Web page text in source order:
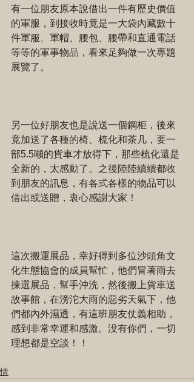
有一位朋友原本說借出一件有歷史價值
的軍服，到接收時竟是一大袋內藏數十
件軍服、軍帽、腰包、腰帶和直通電話
等等的軍事物品，看來足夠做一次專題
展覽了。
另一位好朋友也是說送一個鋼柜，後來
竟加送了各種的椅、梳化和茶几，要一
部5.5噸的貨車才放得下，那些梳化還是
全新的，太感動了。之後陸陸續續都收
到朋友的訊息，有各式各樣的物品可以
借出或送贈，衷心感謝大家！
這次搬運展品，幸好得到多位沙頭角文
化生態協會的成員幫忙，他們冒著雨去
揀選展品，幫手沖洗，然後搬上貨車送
故事館，在滂沱大雨的惡劣天氣下，他
們都內外濕透，有這班朋友仗義相助，
感到非常幸運和感激。没有你們，一切
理想都是空談！！
情